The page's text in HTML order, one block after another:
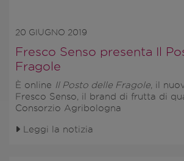
20 GIUGNO 2019
Fresco Senso presenta Il
Fragole
È online Il Posto delle Fragole, il
Fresco Senso, il brand di frutta di
Consorzio Agribologna
Leggi la notizia